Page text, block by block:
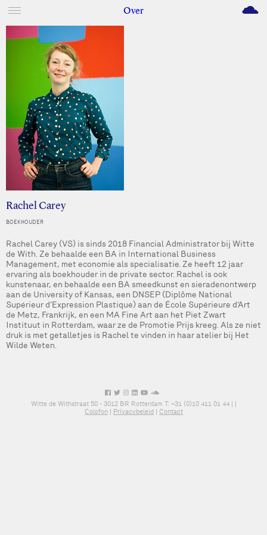
Over M
Rachel Carey
BOEKHOUDER
Rachel Carey (VS) is sinds 2018 Financial Administrator bij Witte
de With. Ze behaalde een BA in International Business
Management, met economie als specialisatie. Ze heeft 12 jaar
ervaring als boekhouder in de private sector. Rachel is ook
kunstenaar, en behaalde een BA smeedkunst en sieradenontwerp
aan de University of Kansas, een DNSEP (Diplôme National
Supérieur d’Expression Plastique) aan de École Supérieure d’Art
de Metz, Frankrijk, en een MA Fine Art aan het Piet Zwart
Instituut in Rotterdam, waar ze de Promotie Prijs kreeg. Als ze niet
druk is met getalletjes is Rachel te vinden in haar atelier bij Het
Wilde Weten.
Witte de Withstraat 50 - 3012 BR Rotterdam T: +31 (0)10 411 01 44 | |
Colofon| Privacybeleid| Contact